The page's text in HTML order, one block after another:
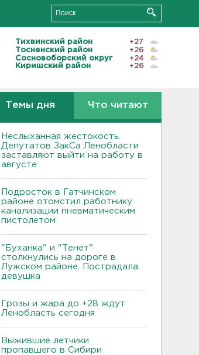
Тихвинский район
+27
Тосненский район
+26
Сосновоборский округ
+24
Киришский район
+26
Темы дня Что читают
Неслыханная жестокость.
Депутатов ЗакСа Ленобласти
заставляют выйти на работу в
августе
Подросток в Гатчинском
районе отомстил работнику
канализации пневматическим
пистолетом
"Буханка" и "Тенет"
столкнулись на дороге в
Лужском районе. Пострадала
девушка
Грозы и жара до +28 ждут
Ленобласть сегодня
Выжившие летчики
пропавшего в Сибири